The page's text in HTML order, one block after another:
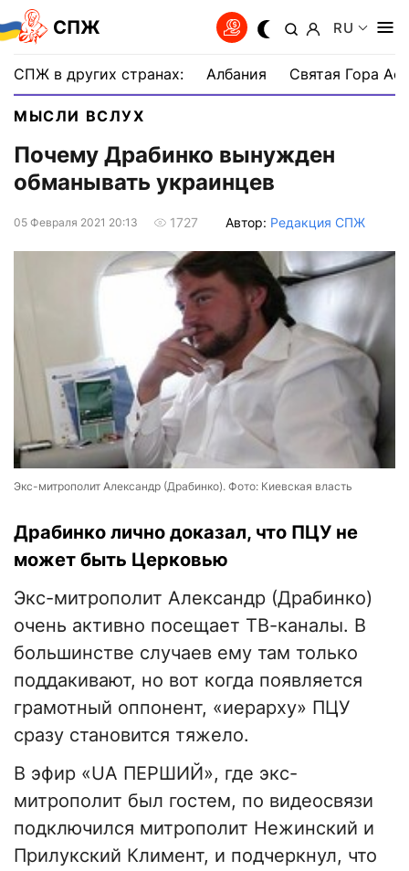
СПЖ RU
СПЖ в других странах: Албания Святая Гора
МЫСЛИ ВСЛУХ
Почему Драбинко вынужден
обманывать украинцев
05 Февраля 2021 20:13 1727 Автор: Редакция СПЖ
Экс-митрополит Александр (Драбинко). Фото: Киевская власть
Драбинко лично доказал, что ПЦУ не
может быть Церковью
Экс-митрополит Александр (Драбинко)
очень активно посещает ТВ-каналы. В
большинстве случаев ему там только
поддакивают, но вот когда появляется
грамотный оппонент, «иерарху» ПЦУ
сразу становится тяжело.
В эфир «UA ПЕРШИЙ», где экс-
митрополит был гостем, по видеосвязи
подключился митрополит Нежинский и
Прилукский Климент, и подчеркнул, что